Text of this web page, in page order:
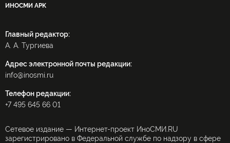
ИНОСМИ APK
Главный редактор:
А. А. Тургиева
Адрес электронной почты редакции:
info@inosmi.ru
Телефон редакции:
+7 495 645 66 01
Сетевое издание — Интернет-проект ИноСМИ.RU
зарегистрировано в Федеральной службе по надзору в сфере